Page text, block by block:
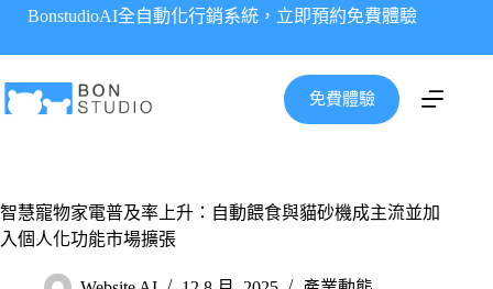
要
內
BonstudioAI全自動化行銷系統，立即預約免費體驗
免費體驗
智慧寵物家電普及率上升：自動餵食與貓砂機成主流並加
入個人化功能市場擴張